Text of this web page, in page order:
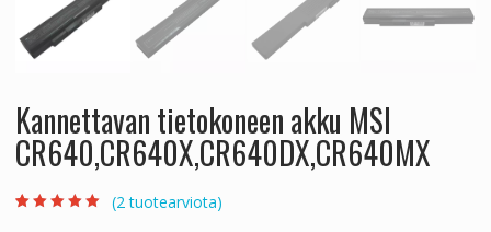
Kannettavan tietokoneen akku MSI
CR640,CR640X,CR640DX,CR640MX
(2tuotearviota)